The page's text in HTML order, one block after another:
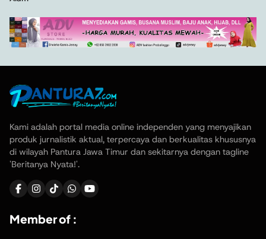
Kami adalah portal media online independen yang menyajikan
produk jurnalistik aktual, terpercaya dan berkualitas khususnya
di wilayah Pantura Jawa Timur dan sekitarnya dengan tagline
'Beritanya Nyata!'.
Member of :